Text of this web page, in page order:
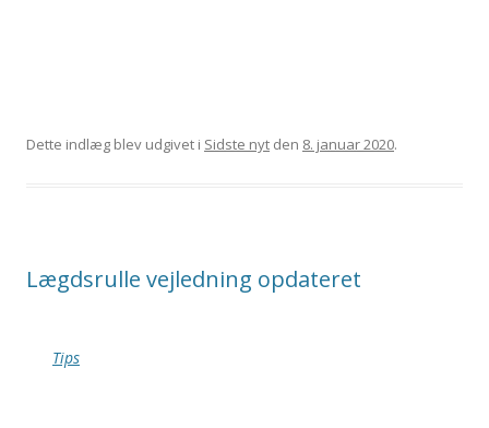
Dette indlæg blev udgivet i Sidste nyt den 8. januar 2020.
Lægdsrulle vejledning opdateret
Tips